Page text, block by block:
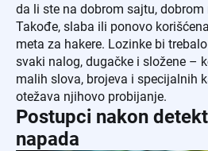
da li ste na dobrom sajtu, dobrom
Takođe, slaba ili ponovo
meta za hakere. Lozinke bi
svaki nalog, dugačke i složene –
malih slova, brojeva i specijalnih
otežava njihovo probijanje.
Postupci nakon
napada